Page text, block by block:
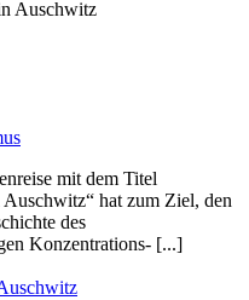
mit dem Titel
hat zum Ziel, den
des
Konzentrations- [...]